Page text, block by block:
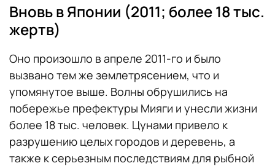
Вновь в Японии (2011; более 18 тыс.
жертв)
Оно произошло в апреле 2011-го и было
вызвано тем же землетрясением, что и
упомянутое выше. Волны обрушились на
побережье префектуры Мияги и унесли жизни
более 18 тыс. человек. Цунами привело к
разрушению целых городов и деревень, а
также к серьезным последствиям для рыбной